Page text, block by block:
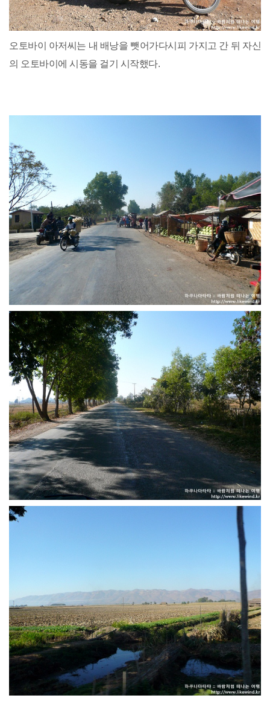
오토바이 아저씨는 내 배낭을 뺏어가다시피 가지고 간 뒤 자신
의 오토바이에 시동을 걸기 시작했다.